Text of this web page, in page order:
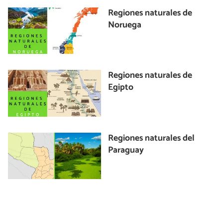
Regiones naturales de
Noruega
Regiones naturales de
Egipto
Regiones naturales del
Paraguay